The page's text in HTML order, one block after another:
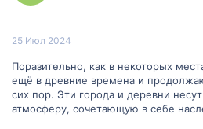
25 Июл 2024
Поразительно, как в некоторых
ещё в древние времена и
сих пор. Эти города и деревни
атмосферу, сочетающую в себе